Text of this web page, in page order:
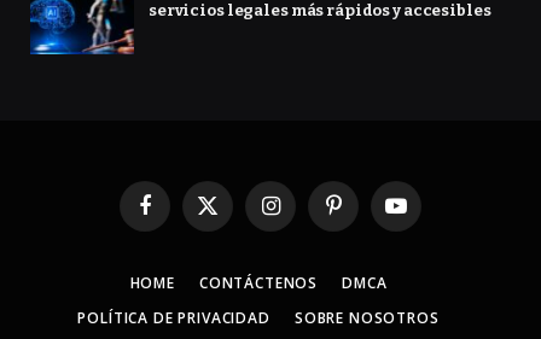
servicios legales más rápidos y accesibles
Facebook
X
InstagramPinterestYouTube
HOME CONTÁCTENOS
DMCA
POLÍTICA DE PRIVACIDAD
SOBRE NOSOTROS